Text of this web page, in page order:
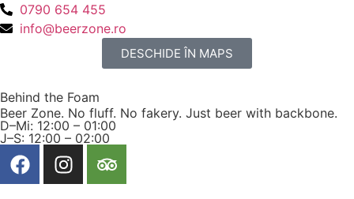
0790 654 455
info@beerzone.ro
DESCHIDE ÎN MAPS
Behind the Foam
Beer Zone. No fluff. No fakery. Just beer with backbone.
D–Mi: 12:00 – 01:00
J–S: 12:00 – 02:00